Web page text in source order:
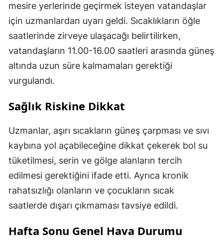
mesire yerlerinde geçirmek isteyen vatandaşlar
için uzmanlardan uyarı geldi. Sıcaklıkların öğle
saatlerinde zirveye ulaşacağı belirtilirken,
vatandaşların 11.00-16.00 saatleri arasında güneş
altında uzun süre kalmamaları gerektiği
vurgulandı.
Sağlık Riskine Dikkat
Uzmanlar, aşırı sıcakların güneş çarpması ve sıvı
kaybına yol açabileceğine dikkat çekerek bol su
tüketilmesi, serin ve gölge alanların tercih
edilmesi gerektiğini ifade etti. Ayrıca kronik
rahatsızlığı olanların ve çocukların sıcak
saatlerde dışarı çıkmaması tavsiye edildi.
Hafta Sonu Genel Hava Durumu